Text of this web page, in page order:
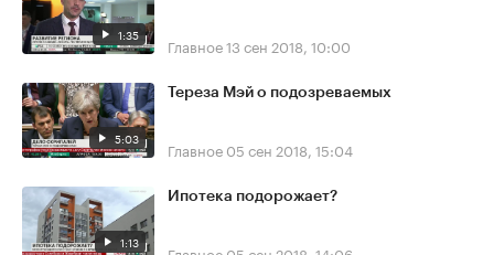
1:35 Главное13 сен 2018, 10:00
5:03
Тереза Мэй о подозреваемых
Главное 05 сен 2018, 15:04
1:13
Ипотека подорожает?